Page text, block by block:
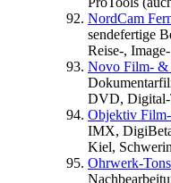
NordCam
sendefertige
Reise-,
Novo Film- &
DVD, Digital-
Objektiv
IMX,
Kiel,
Ohrwerk-